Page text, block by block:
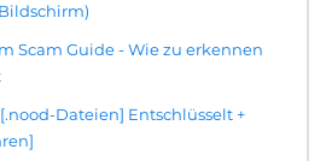
Scam Guide - Wie zu erkennen
Dateien] Entschlüsselt +